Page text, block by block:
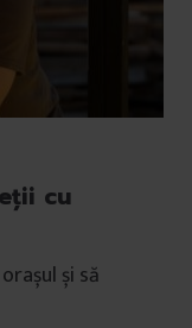
cu
și să